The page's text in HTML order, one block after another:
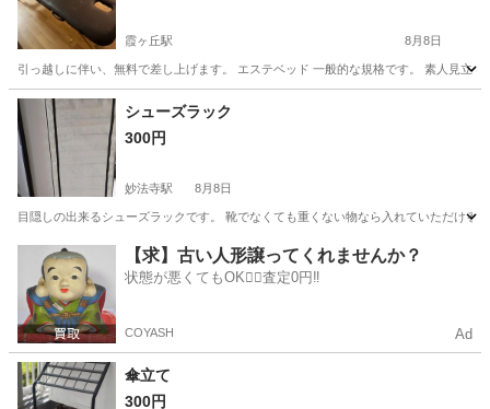
霞ヶ丘駅 8月8日
引っ越しに伴い、無料で差し上げます。 エステベッド 一般的な規格です。 素人見立
兵庫 神戸市 霞ヶ丘駅 その他
シューズラック
300円
妙法寺駅 8月8日
目隠しの出来るシューズラックです。 靴でなくても重くない物なら入れていただけ
神戸市 妙法寺駅 その他 シューズラック
【求】古い人形譲ってくれませんか？
状態が悪くてもOK🙆‍♀️査定0円‼️
COYASH Ad
傘立て
300円